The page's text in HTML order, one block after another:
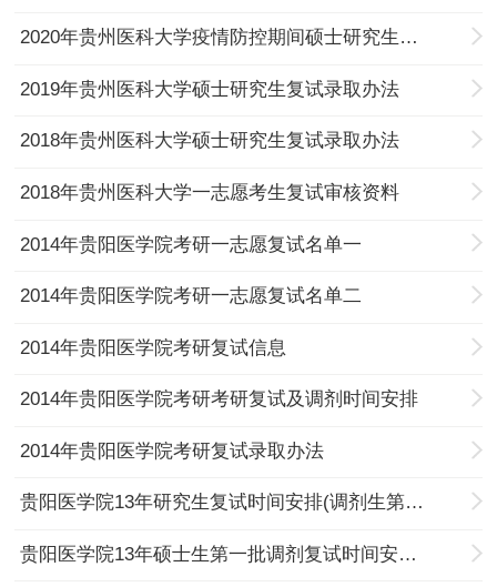
2020年贵州医科大学疫情防控期间硕士研究生复试咨询相关工作的通知
2019年贵州医科大学硕士研究生复试录取办法
2018年贵州医科大学硕士研究生复试录取办法
2018年贵州医科大学一志愿考生复试审核资料
2014年贵阳医学院考研一志愿复试名单一
2014年贵阳医学院考研一志愿复试名单二
2014年贵阳医学院考研复试信息
2014年贵阳医学院考研考研复试及调剂时间安排
2014年贵阳医学院考研复试录取办法
贵阳医学院13年研究生复试时间安排(调剂生第二批)
贵阳医学院13年硕士生第一批调剂复试时间安排通知